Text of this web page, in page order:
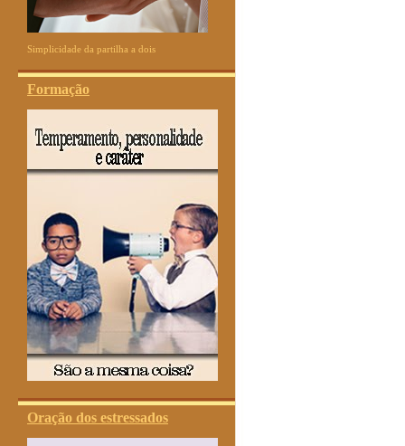
Simplicidade da partilha a dois
Formação
Oração dos estressados